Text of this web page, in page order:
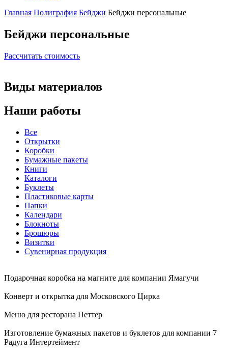
Главная Полиграфия Бейджи Бейджи персональные
Бейджи персональные
Рассчитать стоимость
Виды материалов
Наши работы
Все
Открытки
Коробки
Бумажные пакеты
Книги
Каталоги
Буклеты
Пластиковые карты
Папки
Календари
Блокноты
Брошюры
Визитки
Сувенирная продукция
Подарочная коробка на магните для компании Ямагучи
Конверт и открытка для Московского Цирка
Меню для ресторана Петтер
Изготовление бумажных пакетов и буклетов для компании 7
Радуга Интертеймент